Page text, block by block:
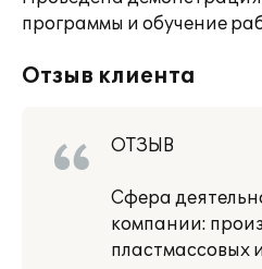
программы и обучение
Отзыв клиента
ОТЗЫВ
Сфера
компании:
пластмассовых